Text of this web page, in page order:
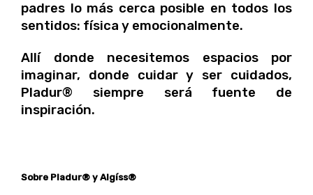
padres lo más cerca posible en todos los
sentidos: física y emocionalmente.
Allí donde necesitemos espacios por
imaginar, donde cuidar y ser cuidados,
Pladur® siempre será fuente de
inspiración.
Sobre Pladur® y Algíss®